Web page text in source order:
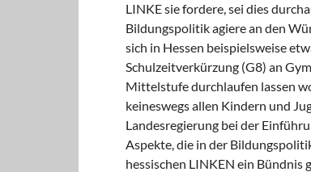
LINKE sie fordere, sei dies
Bildungspolitik agiere an den
sich in Hessen beispielsweise
Schulzeitverkürzung (G8) an
Mittelstufe durchlaufen lassen
keineswegs allen Kindern und
Landesregierung bei der
Aspekte, die in der
hessischen LINKEN ein Bündnis